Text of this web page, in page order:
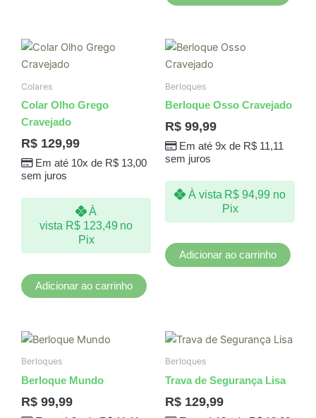
Colares
Colar Olho Grego
Cravejado
R$ 129,99
Em até 10x de R$13,00
sem juros
À
vista R$123,49 no
Pix
Adicionar ao carrinho
Berloques
Berloque Osso Cravejado
R$ 99,99
Em até 9x de R$11,11
sem juros
À vista R$ 94,99 no
Pix
Adicionar ao carrinho
Berloques
Berloque Mundo
R$ 99,99
Berloques
Trava de Segurança Lisa
R$ 129,99